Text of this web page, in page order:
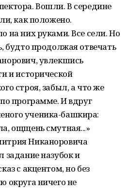
Вошли. В середине
как положено.
на них руками. Все сели. Но
будто продолжая отвечать
увлекшись
и исторической
строя, забыл, а что же
программе. И вдруг
ученика-башкира:
ощщень смутная...»
Никаноровича
задание назубок и
с акцентом, но без
округа ничего не